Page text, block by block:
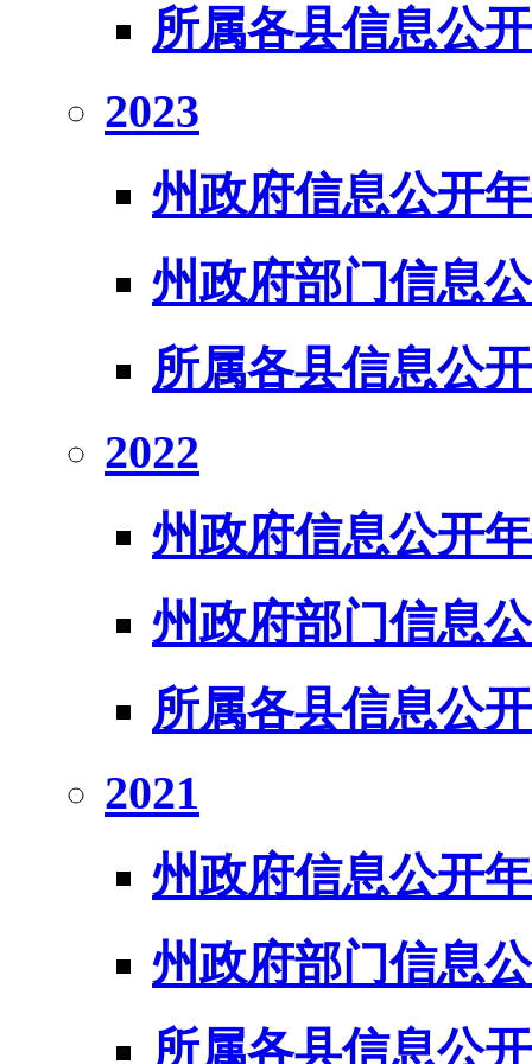
所属各县信息公
2023
州政府信息公开
州政府部门信息
所属各县信息公
2022
州政府信息公开
州政府部门信息
所属各县信息公
2021
州政府信息公开
州政府部门信息
所属各县信息公